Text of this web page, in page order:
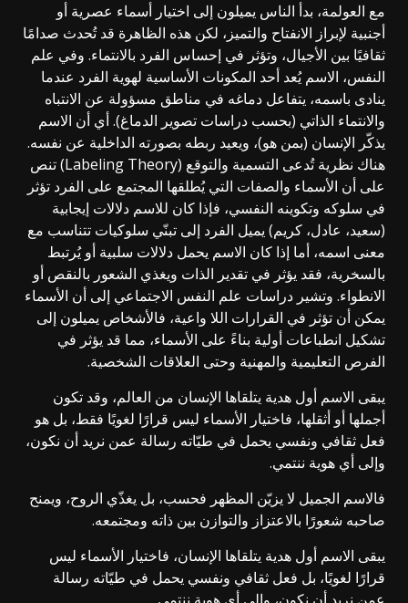
مع العولمة، بدأ الناس يميلون إلى اختيار أسماء عصرية أو
أجنبية لإبراز الانفتاح والتميز، لكن هذه الظاهرة قد تُحدث صدامًا
ثقافيًا بين الأجيال، وتؤثر في إحساس الفرد بالانتماء. وفي علم
النفس، الاسم يُعد أحد المكونات الأساسية لهوية الفرد عندما
ينادى باسمه، يتفاعل دماغه في مناطق مسؤولة عن الانتباه
والانتماء الذاتي (بحسب دراسات تصوير الدماغ). أي أن الاسم
يذكّر الإنسان (بمن هو)، ويعيد ربطه بصورته الداخلية عن نفسه.
هناك نظرية تُدعى التسمية والتوقع (Labeling Theory) تنص
على أن الأسماء والصفات التي يُطلقها المجتمع على الفرد تؤثر
في سلوكه وتكوينه النفسي، فإذا كان للاسم دلالات إيجابية
(سعيد، عادل، كريم) يميل الفرد إلى تبنّي سلوكيات تتناسب مع
معنى اسمه، أما إذا كان الاسم يحمل دلالات سلبية أو يُرتبط
بالسخرية، فقد يؤثر في تقدير الذات ويغذي الشعور بالنقص أو
الانطواء. وتشير دراسات علم النفس الاجتماعي إلى أن الأسماء
يمكن أن تؤثر في القرارات اللا واعية، فالأشخاص يميلون إلى
تشكيل انطباعات أولية بناءً على الأسماء، مما قد يؤثر في
الفرص التعليمية والمهنية وحتى العلاقات الشخصية.
يبقى الاسم أول هدية يتلقاها الإنسان من العالم، وقد تكون
أجملها أو أثقلها، فاختيار الأسماء ليس قرارًا لغويًا فقط، بل هو
فعل ثقافي ونفسي يحمل في طيّاته رسالة عمن نريد أن نكون،
وإلى أي هوية ننتمي.
فالاسم الجميل لا يزيّن المظهر فحسب، بل يغذّي الروح، ويمنح
صاحبه شعورًا بالاعتزاز والتوازن بين ذاته ومجتمعه.
يبقى الاسم أول هدية يتلقاها الإنسان، فاختيار الأسماء ليس
قرارًا لغويًا، بل فعل ثقافي ونفسي يحمل في طيّاته رسالة